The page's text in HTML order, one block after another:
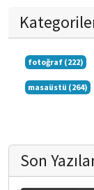
fotoğraf (222)
masaüstü (264)
Son